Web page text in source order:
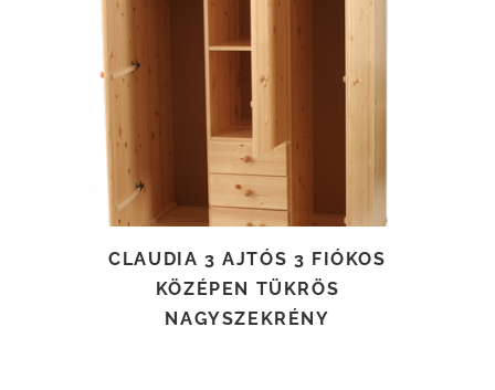
TOVÁBB OLVASOM
CLAUDIA 3 AJTÓS 3 FIÓKOS
KÖZÉPEN TÜKRÖS
NAGYSZEKRÉNY